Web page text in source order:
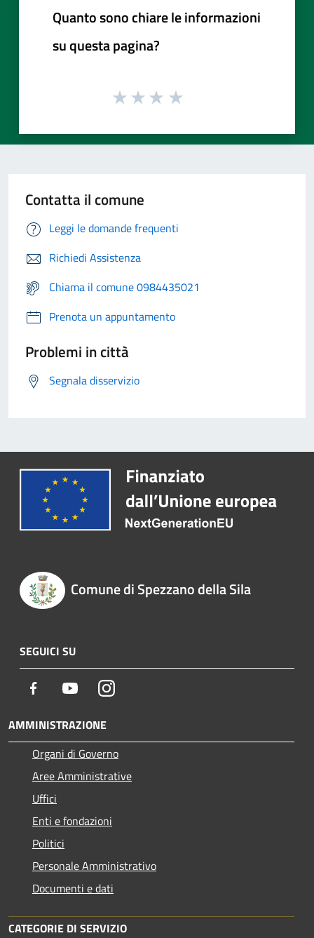
Quanto sono chiare le informazioni
su questa pagina?
Contatta il comune
Leggi le domande frequenti
Richiedi Assistenza
Chiama il comune 0984435021
Prenota un appuntamento
Problemi in città
Segnala disservizio
Comune di Spezzano della Sila
SEGUICI SU
Facebook YoutubeInstagram
AMMINISTRAZIONE
Organi di Governo
Aree Amministrative
Uffici
Enti e fondazioni
Politici
Personale Amministrativo
Documenti e dati
CATEGORIE DI SERVIZIO